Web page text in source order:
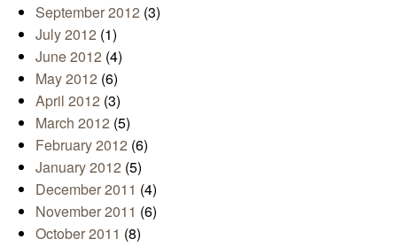
September 2012 (3)
July 2012 (1)
June 2012 (4)
May 2012 (6)
April 2012 (3)
March 2012 (5)
February 2012 (6)
January 2012 (5)
December 2011 (4)
November 2011 (6)
October 2011 (8)